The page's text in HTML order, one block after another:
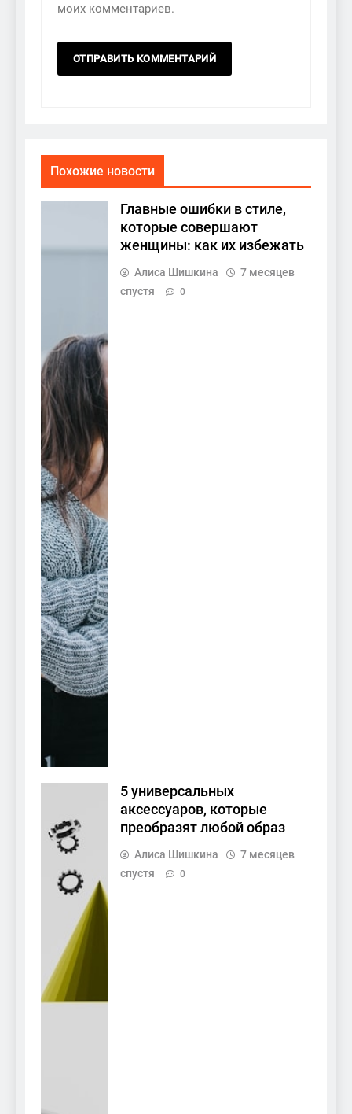
моих комментариев.
Похожие новости
Главные ошибки в стиле,
которые совершают
женщины: как их избежать
Алиса Шишкина
7 месяцев
спустя
0
5 универсальных
аксессуаров, которые
преобразят любой образ
Алиса Шишкина
7 месяцев
спустя
0